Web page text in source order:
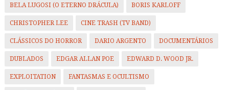
BELA LUGOSI (O ETERNO DRÁCULA) BORIS KARLOFF
CHRISTOPHER LEE CINE TRASH (TV BAND)
CLÁSSICOS DO HORROR DARIO ARGENTO DOCUMENTÁRIOS
DUBLADOS EDGAR ALLAN POE EDWARD D. WOOD JR.
EXPLOITATION FANTASMAS E OCULTISMO